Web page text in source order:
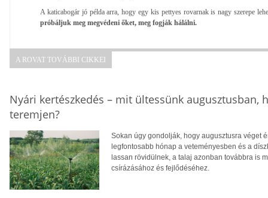
A katicabogár jó példa arra, hogy egy kis pettyes rovarnak is nagy szerepe
próbáljuk meg megvédeni őket, meg fogják hálálni.
A ROVAT TOVÁBBI CIKKEI
Nyári kertészkedés – mit ültessünk augusztusban,
teremjen?
Sokan úgy gondolják, hogy augusztusra véget
legfontosabb hónap a veteményesben és a
lassan rövidülnek, a talaj azonban továbbra is
csírázásához és fejlődéséhez.